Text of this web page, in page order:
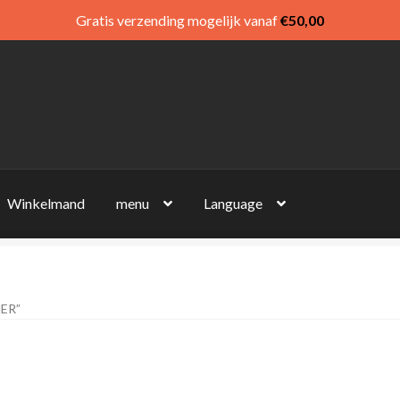
Winkelmand menu Language
Gratis verzending mogelijk vanaf€50,00